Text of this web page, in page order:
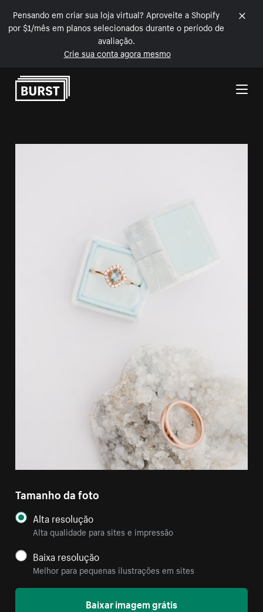
Pensando em criar sua loja virtual? Aproveite a Shopify
por $1/mês em planos selecionados durante o período de
avaliação.
Crie sua conta agora mesmo
Pular para o conteúdo
Tamanho da foto
Alta resolução
Alta qualidade para sites e impressão
Baixa resolução
Melhor para pequenas ilustrações em sites
Baixar imagem grátis